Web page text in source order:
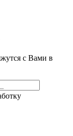
с Вами в